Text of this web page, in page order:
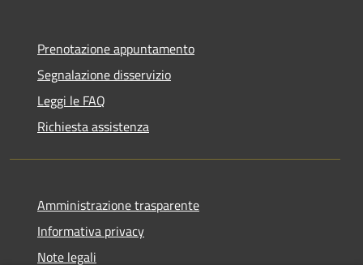
Prenotazione appuntamento
Segnalazione disservizio
Leggi le FAQ
Richiesta assistenza
Amministrazione trasparente
Informativa privacy
Note legali